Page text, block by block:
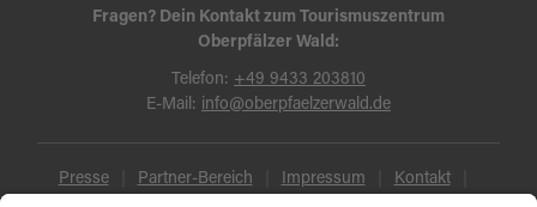
Fragen? Dein Kontakt zum Tourismuszentrum
Oberpfälzer Wald:
Telefon: +49 9433 203810
E-Mail: info@oberpfaelzerwald.de
Presse Partner-Bereich Impressum Kontakt